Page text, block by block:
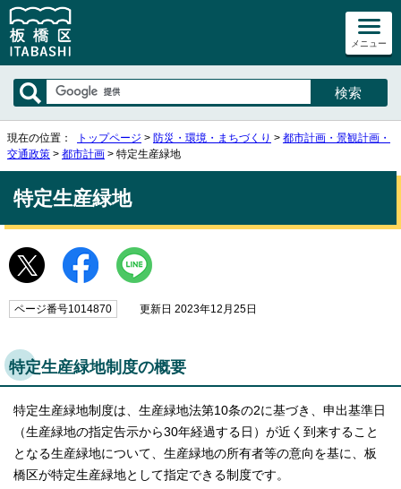
メニュー
現在の位置： トップページ > 防災・環境・まちづくり > 都市計画・景観計画・
交通政策 > 都市計画 > 特定生産緑地
特定生産緑地
ページ番号1014870 更新日 2023年12月25日
特定生産緑地制度の概要
特定生産緑地制度は、生産緑地法第10条の2に基づき、申出基準日
（生産緑地の指定告示から30年経過する日）が近く到来すること
となる生産緑地について、生産緑地の所有者等の意向を基に、板
橋区が特定生産緑地として指定できる制度です。